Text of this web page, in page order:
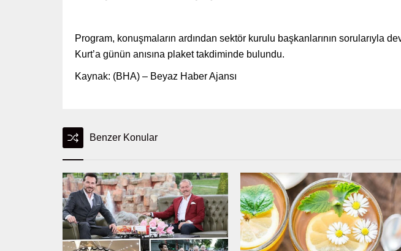
Program, konuşmaların ardından sektör kurulu başkanlarının sorularıyla
Kurt’a günün anısına plaket takdiminde bulundu.
Kaynak: (BHA) – Beyaz Haber Ajansı
Benzer Konular